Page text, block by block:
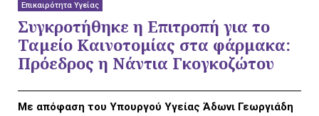
B
Επικαιρότητα Υγείας
Συγκροτήθηκε η Επιτροπή για το
Ταμείο Καινοτομίας στα φάρμακα:
Πρόεδρος η Νάντια Γκογκοζώτου
Με απόφαση του Υπουργού Υγείας Άδωνι Γεωργιάδη